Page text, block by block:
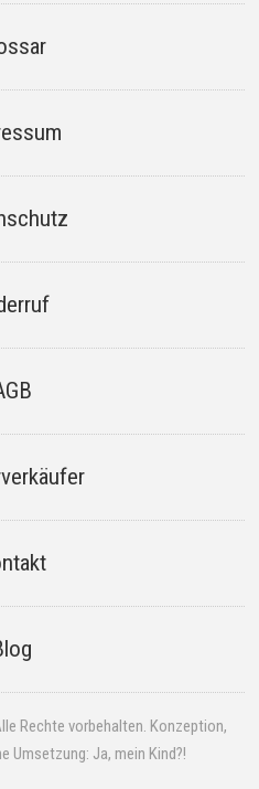
Rechte vorbehalten. Konzeption,
Umsetzung: Ja, mein Kind?!